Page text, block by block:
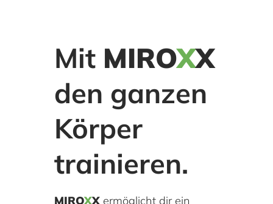
Mit MIROXX
den ganzen
Körper
trainieren.
MIROXXermöglicht dir ein